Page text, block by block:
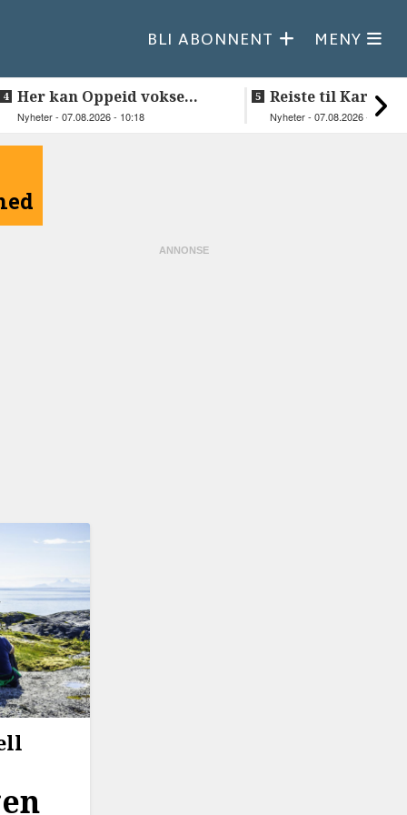
BLI ABONNENT MENY
Her kan Oppeid vokse
videre
Nyheter - 07.08.2026 - 10:18
Reiste til
vie Ellen og
Nyheter - 07.08.2026 - 08:30